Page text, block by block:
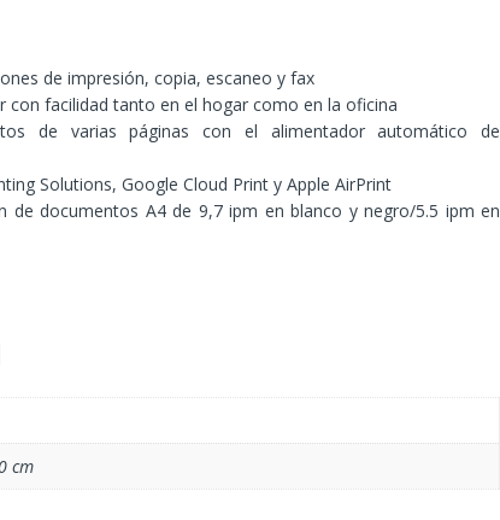
de impresión, copia, escaneo y fax
con facilidad tanto en el hogar como en la oficina
de varias páginas con el alimentador automático de
Solutions, Google Cloud Print y Apple AirPrint
de documentos A4 de 9,7 ipm en blanco y negro/5.5 ipm en
cm